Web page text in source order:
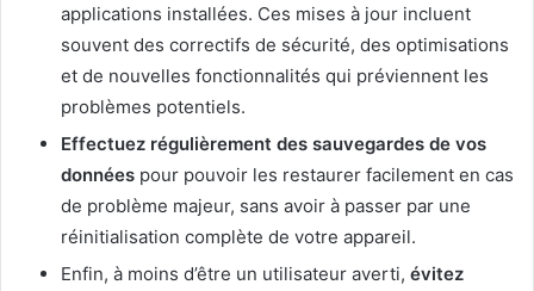
applications installées. Ces mises à jour incluent
souvent des correctifs de sécurité, des optimisations
et de nouvelles fonctionnalités qui préviennent les
problèmes potentiels.
Effectuez régulièrement des sauvegardes de vos
données pour pouvoir les restaurer facilement en cas
de problème majeur, sans avoir à passer par une
réinitialisation complète de votre appareil.
Enfin, à moins d’être un utilisateur averti, évitez